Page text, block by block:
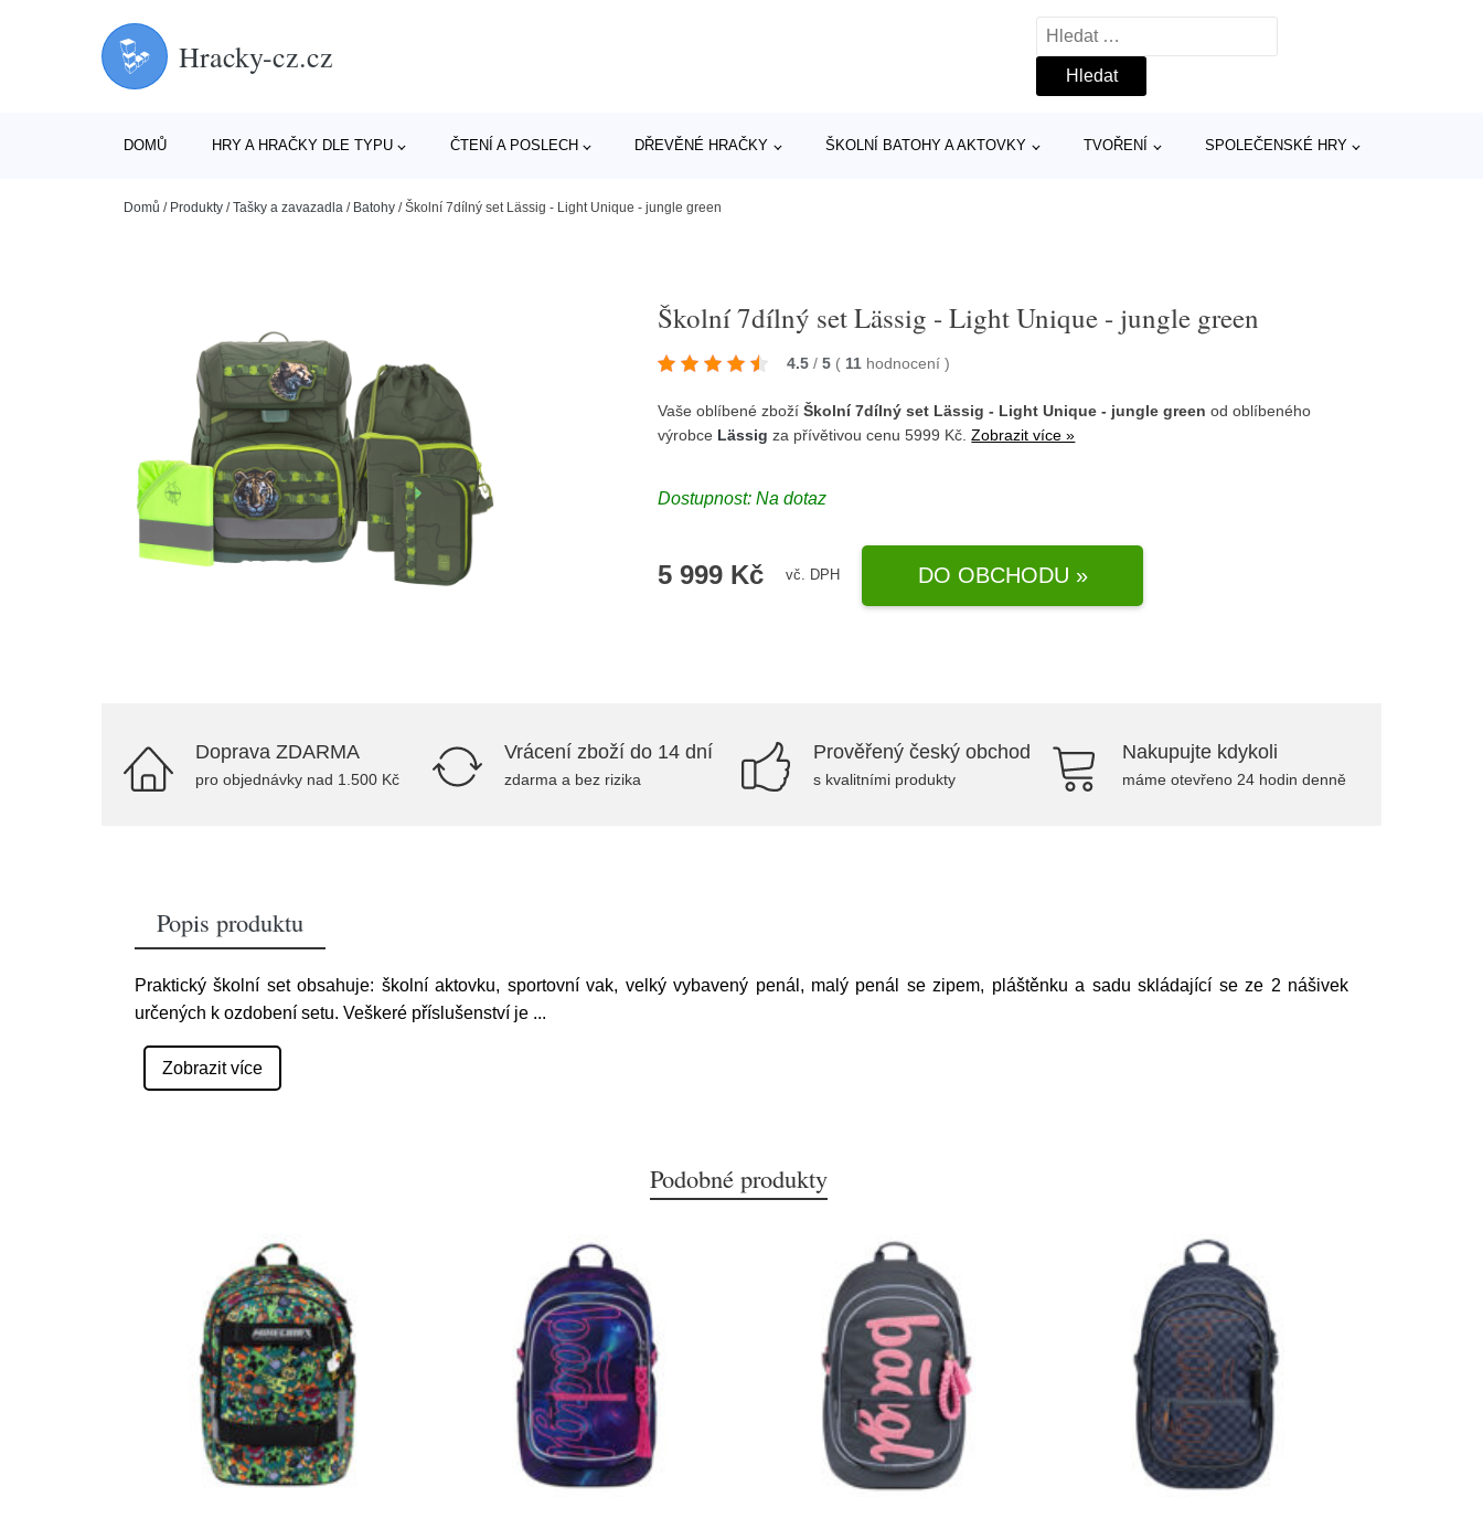
Hracky-cz.cz
Vyhledávání
DOMŮ HRY A HRAČKY DLE TYPU ČTENÍ A POSLECH DŘEVĚNÉ HRAČKY ŠKOLNÍ BATOHY A AKTOVKY TVOŘENÍ SPOLEČENSKÉ HRY
Domů / Produkty /Tašky a zavazadla / Batohy /Školní 7dílný set Lässig - Light Unique - jungle green
Školní 7dílný set Lässig - Light Unique - jungle green
4.5 / 5 ( 11 hodnocení)
Vaše oblíbené zbožíŠkolní 7dílný set Lässig - Light Unique - jungle green od oblíbeného
výrobce Lässig za přívětivou cenu 5999 Kč.Zobrazit více »
Dostupnost: Na dotaz
5 999 Kč vč. DPH DO OBCHODU »
Doprava ZDARMA
pro objednávky nad 1.500 Kč
Vrácení zboží do 14 dní
zdarma a bez rizika
Prověřený český obchod
s kvalitními produkty
Nakupujte kdykoli
máme otevřeno 24 hodin denně
Popis produktu
Praktický školní set obsahuje: školní aktovku, sportovní vak, velký vybavený penál, malý penál se zipem, pláštěnku a sadu skládající se ze 2 nášivek
určených k ozdobení setu. Veškeré příslušenství je ...
Zobrazit více
Podobné produkty